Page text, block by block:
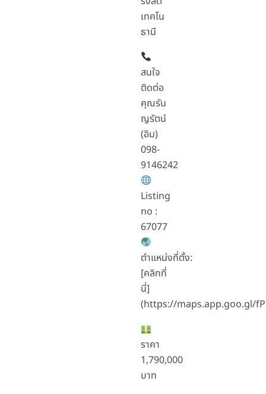
เทคโน
ธานี
สนใจ
ติดต่อ
คุณรัน
ญรัตน์
(อิม)
098-
9146242
Listing
no :
67077
ตำแหน่งที่ตั้ง:
[คลิกที่
นี่]
(https://maps.app.goo.gl/
ราคา
1,790,000
บาท